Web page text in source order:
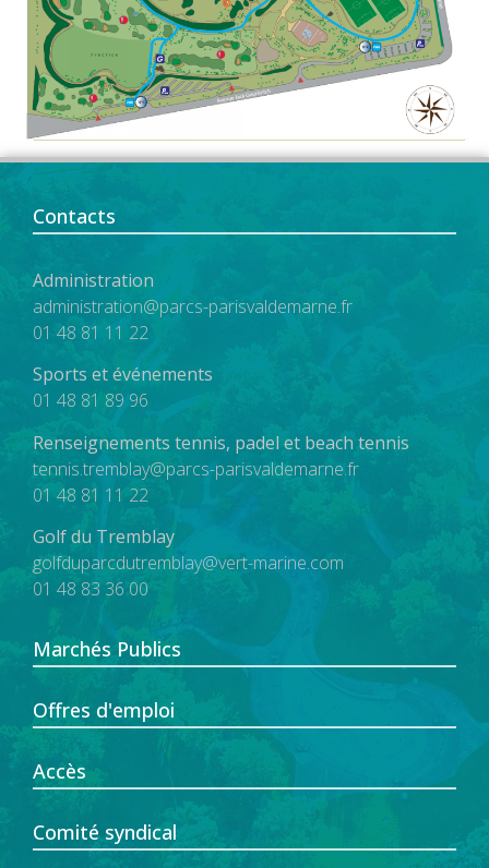
Contacts
Administration
administration@parcs-parisvaldemarne.fr
01 48 81 11 22
Sports et événements
01 48 81 89 96
Renseignements tennis, padel et beach tennis
tennis.tremblay@parcs-parisvaldemarne.fr
01 48 81 11 22
Golf du Tremblay
golfduparcdutremblay@vert-marine.com
01 48 83 36 00
Marchés Publics
Offres d'emploi
Accès
Comité syndical